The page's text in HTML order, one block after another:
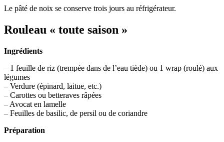
Le pâté de noix se conserve trois jours au réfrigérateur.
Rouleau « toute saison »
Ingrédients
– 1 feuille de riz (trempée dans de l’eau tiède) ou 1 wrap (roulé) aux
légumes
– Verdure (épinard, laitue, etc.)
– Carottes ou betteraves râpées
– Avocat en lamelle
– Feuilles de basilic, de persil ou de coriandre
Préparation